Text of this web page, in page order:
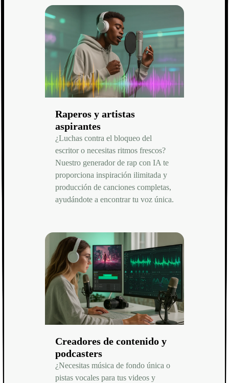
Raperos y artistas
aspirantes
¿Luchas contra el bloqueo del
escritor o necesitas ritmos frescos?
Nuestro generador de rap con IA te
proporciona inspiración ilimitada y
producción de canciones completas,
ayudándote a encontrar tu voz única.
Creadores de contenido y
podcasters
¿Necesitas música de fondo única o
pistas vocales para tus videos y